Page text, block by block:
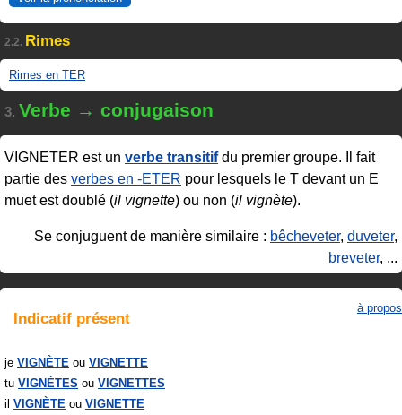
2.2. Rimes
Rimes en TER
3. Verbe → conjugaison
VIGNETER est un verbe transitifdu premier groupe. Il fait
partie des verbes en ‑ETER pour lesquels le T devant un E
muet est doublé (il vignette) ou non (il vignète).
Se conjuguent de manière similaire : bêcheveter, duveter,
breveter, ...
Indicatif présent
à propos
je VIGNÈTE
VIGNETTE
tu VIGNÈTES
VIGNETTES
il VIGNÈTE
VIGNETTE